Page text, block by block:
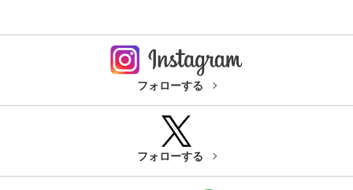
フォローする
フォローする